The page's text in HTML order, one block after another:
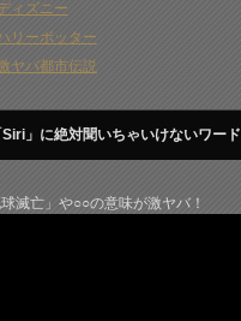
ィズニー
リーポッター
ヤバ都市伝説
」に絶対聞いちゃいけないワード
滅亡」や○○の意味が激ヤバ！